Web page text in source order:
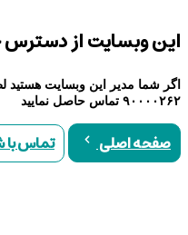
این وبسایت از
اگر شما مدیر این وبسایت هستید
۹۰۰۰۰۲۶۲ تماس حاصل نمایید
صفحه اصلی تماس